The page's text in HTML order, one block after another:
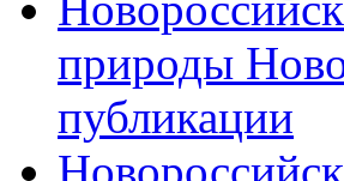
природы
публикации